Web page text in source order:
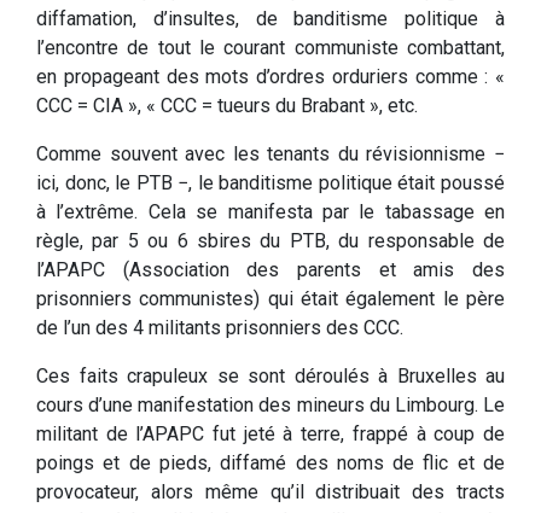
diffamation, d’insultes, de banditisme politique à
l’encontre de tout le courant communiste combattant,
en propageant des mots d’ordres orduriers comme : «
CCC = CIA », « CCC = tueurs du Brabant », etc.
Comme souvent avec les tenants du révisionnisme −
ici, donc, le PTB −, le banditisme politique était poussé
à l’extrême. Cela se manifesta par le tabassage en
règle, par 5 ou 6 sbires du PTB, du responsable de
l’APAPC (Association des parents et amis des
prisonniers communistes) qui était également le père
de l’un des 4 militants prisonniers des CCC.
Ces faits crapuleux se sont déroulés à Bruxelles au
cours d’une manifestation des mineurs du Limbourg. Le
militant de l’APAPC fut jeté à terre, frappé à coup de
poings et de pieds, diffamé des noms de flic et de
provocateur, alors même qu’il distribuait des tracts